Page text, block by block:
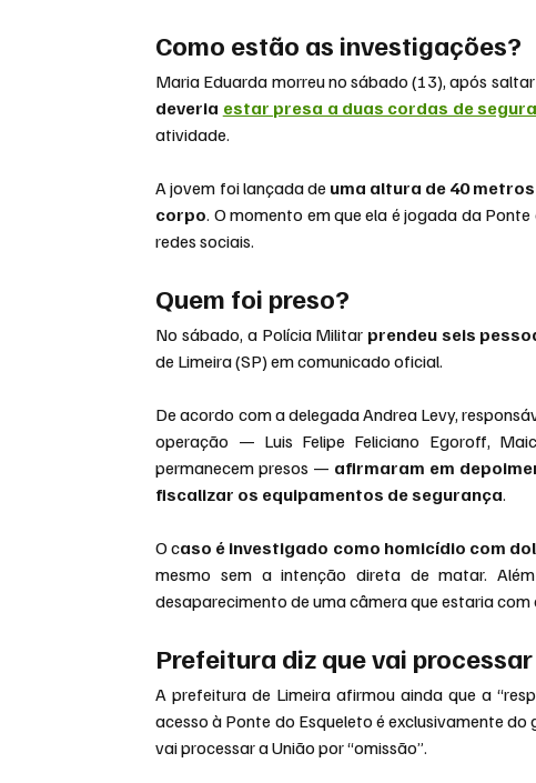
Como estão as investigações?
Maria Eduarda morreu no sábado (13), após
deveria estar presa a duas cordas de
atividade.
A jovem foi lançada de uma altura de 40
corpo. O momento em que ela é jogada da
redes sociais.
Quem foi preso?
No sábado, a Polícia Militar prendeu seis
de Limeira (SP) em comunicado oficial.
De acordo com a delegada Andrea Levy,
operação — Luis Felipe Feliciano Egoroff,
permanecem presos — afirmaram em
fiscalizar os equipamentos de segurança.
O caso é investigado como homicídio com
mesmo sem a intenção direta de matar.
desaparecimento de uma câmera que estaria
Prefeitura diz que vai
A prefeitura de Limeira afirmou ainda que a
acesso à Ponte do Esqueleto é exclusivamente
vai processar a União por “omissão”.